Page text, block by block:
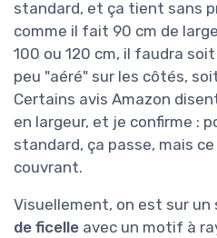
standard, et ça tient sans
comme il fait 90 cm de
100 ou 120 cm, il faudra
peu "aéré" sur les côtés,
Certains avis Amazon
en largeur, et je confirme :
standard, ça passe, mais ce
couvrant.
Visuellement, on est sur un
de ficelle avec un motif à